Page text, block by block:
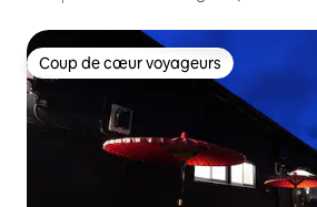
Coup de cœur voyageurs
Coup de cœur voyageurs